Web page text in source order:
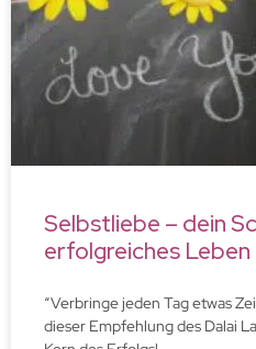
Selbstliebe – dein
erfolgreiches Leben
“Verbringe jeden Tag etwas
dieser Empfehlung des Dalai